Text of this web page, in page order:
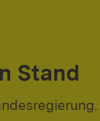
Stand